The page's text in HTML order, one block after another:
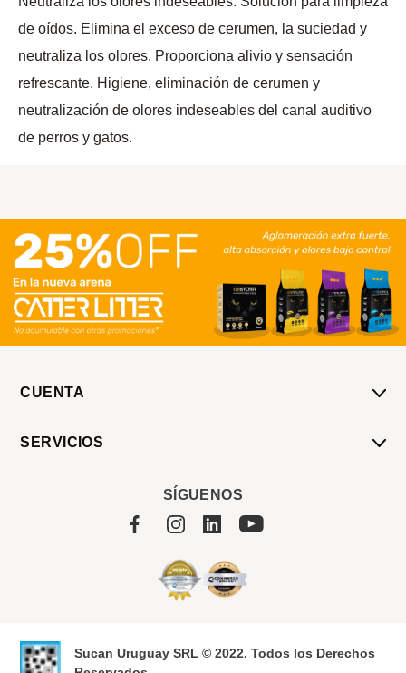
de oídos. Elimina el exceso de cerumen, la suciedad y
neutraliza los olores. Proporciona alivio y sensación
refrescante. Higiene, eliminación de cerumen y
neutralización de olores indeseables del canal auditivo
de perros y gatos.
CUENTA
SERVICIOS
SÍGUENOS
Sucan Uruguay SRL © 2022. Todos los Derechos